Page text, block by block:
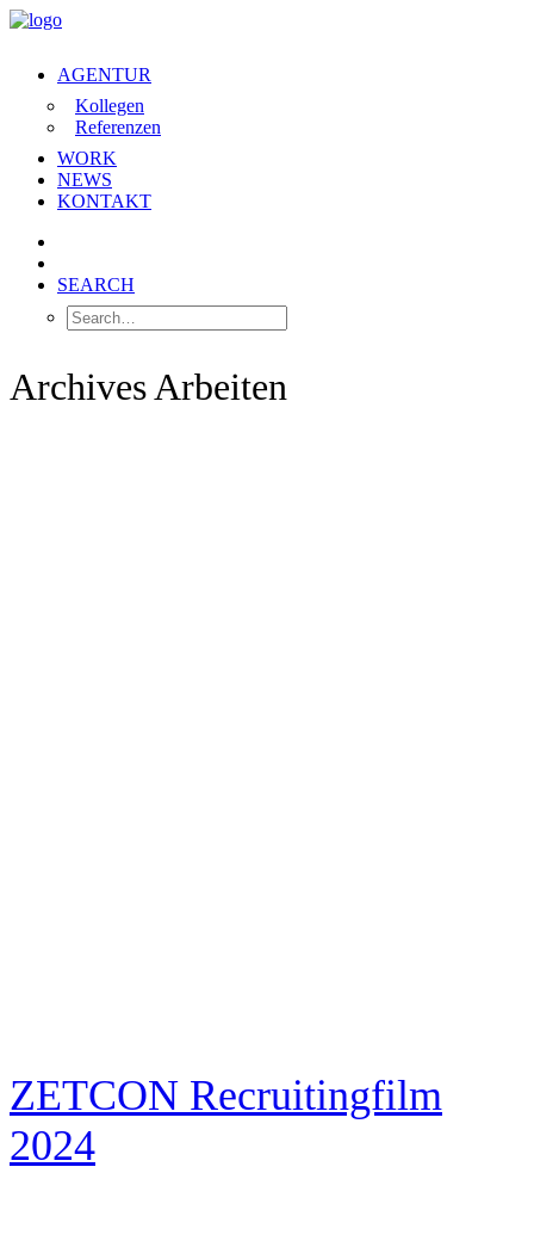
AGENTUR
Kollegen
Referenzen
WORK
NEWS
KONTAKT
SEARCH
Archives Arbeiten
ZETCON Recruitingfilm
2024